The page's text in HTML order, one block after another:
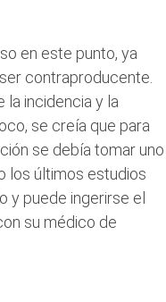
en este punto, ya
contraproducente.
la incidencia y la
se creía que para
se debía tomar uno
los últimos estudios
y puede ingerirse el
su médico de